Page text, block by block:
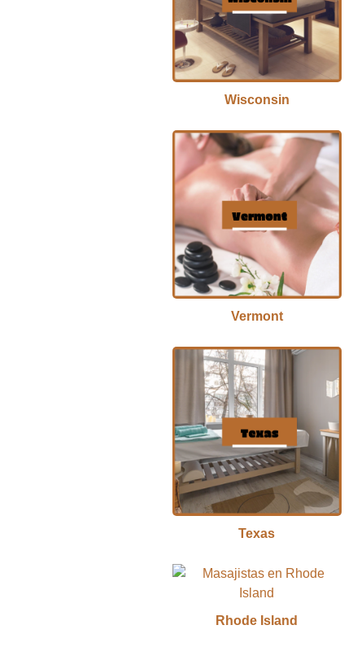
Wisconsin
Vermont
Texas
Rhode Island